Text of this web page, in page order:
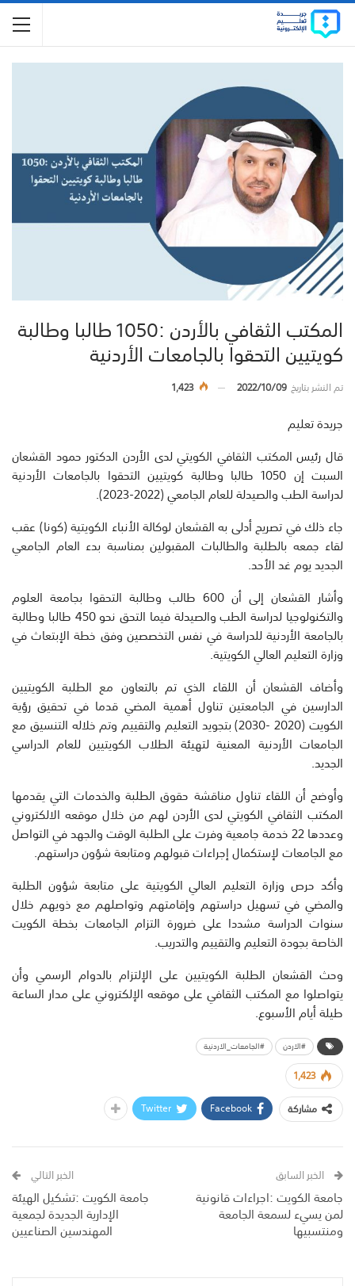
المكتب الثقافي بالأردن :1050 طالبا وطالبة
كويتيين التحقوا بالجامعات الأردنية
تم النشر بتاريخ2022/10/09
1,423
جريدة تعليم
قال رئيس المكتب الثقافي الكويتي لدى الأردن الدكتور حمود القشعان
السبت إن 1050 طالبا وطالبة كويتيين التحقوا بالجامعات الأردنية
لدراسة الطب والصيدلة للعام الجامعي (2022-2023).
جاء ذلك في تصريح أدلى به القشعان لوكالة الأنباء الكويتية (كونا) عقب
لقاء جمعه بالطلبة والطالبات المقبولين بمناسبة بدء العام الجامعي
الجديد يوم غد الأحد.
وأشار القشعان إلى أن 600 طالب وطالبة التحقوا بجامعة العلوم
والتكنولوجيا لدراسة الطب والصيدلة فيما التحق نحو 450 طالبا وطالبة
بالجامعة الأردنية للدراسة في نفس التخصصين وفق خطة الإبتعاث في
وزارة التعليم العالي الكويتية.
وأضاف القشعان أن اللقاء الذي تم بالتعاون مع الطلبة الكويتيين
الدارسين في الجامعتين تناول أهمية المضي قدما في تحقيق رؤية
الكويت (2020 -2030) بتجويد التعليم والتقييم وتم خلاله التنسيق مع
الجامعات الأردنية المعنية لتهيئة الطلاب الكويتيين للعام الدراسي
الجديد.
وأوضح أن اللقاء تناول مناقشة حقوق الطلبة والخدمات التي يقدمها
المكتب الثقافي الكويتي لدى الأردن لهم من خلال موقعه الالكتروني
وعددها 22 خدمة جامعية وفرت على الطلبة الوقت والجهد في التواصل
مع الجامعات لإستكمال إجراءات قبولهم ومتابعة شؤون دراستهم.
وأكد حرص وزارة التعليم العالي الكويتية على متابعة شؤون الطلبة
والمضي في تسهيل دراستهم وإقامتهم وتواصلهم مع ذويهم خلال
سنوات الدراسة مشددا على ضرورة التزام الجامعات بخطة الكويت
الخاصة بجودة التعليم والتقييم والتدريب.
وحث القشعان الطلبة الكويتيين على الإلتزام بالدوام الرسمي وأن
يتواصلوا مع المكتب الثقافي على موقعه الإلكتروني على مدار الساعة
طيلة أيام الأسبوع.
#الاردن #الجامعات_الاردنية
1,423
مشاركة
Facebook
Twitter
الخبر السابق
جامعة الكويت :اجراءات قانونية
لمن يسيء لسمعة الجامعة
ومنتسبيها
الخبر التالي
جامعة الكويت :تشكيل الهيئة
الإدارية الجديدة لجمعية
المهندسين الصناعيين